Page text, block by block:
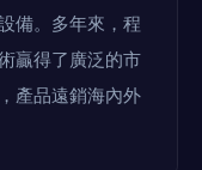
備。多年來，程
贏得了廣泛的市
產品遠銷海內外